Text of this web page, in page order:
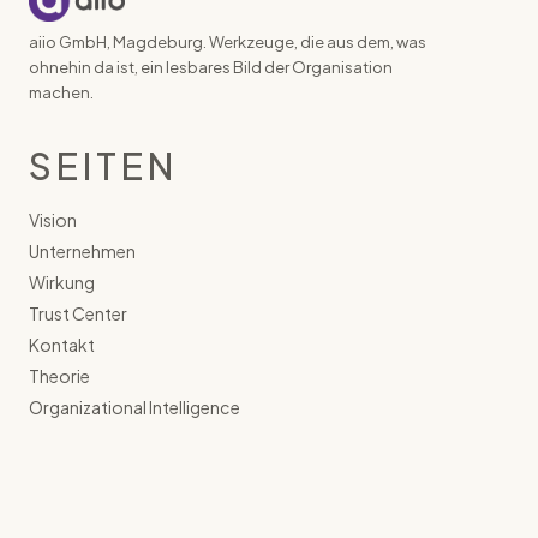
aiio GmbH, Magdeburg. Werkzeuge, die aus dem, was
ohnehin da ist, ein lesbares Bild der Organisation
machen.
SEITEN
Vision
Unternehmen
Wirkung
Trust Center
Kontakt
Theorie
Organizational Intelligence